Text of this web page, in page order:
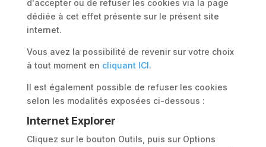
d'accepter ou de refuser les cookies via la page
dédiée à cet effet présente sur le présent site
internet.
Vous avez la possibilité de revenir sur votre choix
à tout moment en cliquant ICI.
Il est également possible de refuser les cookies
selon les modalités exposées ci-dessous :
Internet Explorer
Cliquez sur le bouton Outils, puis sur Options